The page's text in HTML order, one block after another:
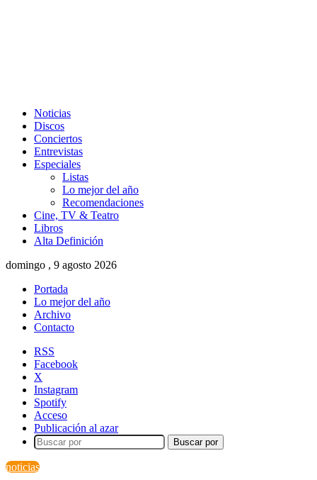
Noticias
Discos
Conciertos
Entrevistas
Especiales
Listas
Lo mejor del año
Recomendaciones
Cine, TV & Teatro
Libros
Alta Definición
domingo , 9 agosto 2026
Portada
Lo mejor del año
Archivo
Contacto
RSS
Facebook
X
Instagram
Spotify
Acceso
Publicación al azar
Buscar por
noticias